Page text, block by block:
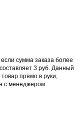
если сумма заказа более
3 руб. Данный
прямо в руки,
с менеджером